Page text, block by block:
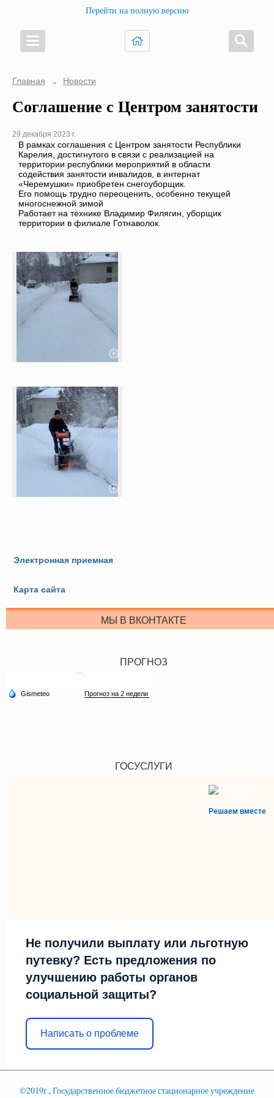
Перейти на полную версию
Главная → Новости
Соглашение с Центром занятости
29 декабря 2023 г.
В рамках соглашения с Центром занятости Республики
Карелия, достигнутого в связи с реализацией на
территории республики мероприятий в области
содействия занятости инвалидов, в интернат
«Черемушки» приобретен снегоуборщик.
Его помощь трудно переоценить, особенно текущей
многоснежной зимой
Работает на технике Владимир Филягин, уборщик
территории в филиале Готнаволок.
Электронная приемная
Карта сайта
МЫ В ВКОНТАКТЕ
ПРОГНОЗ
ГОСУСЛУГИ
Решаем вместе
Не получили выплату или льготную
путевку? Есть предложения по
улучшению работы органов
социальной защиты?
Написать о проблеме
©2019г., Государственное бюджетное стационарное учреждение